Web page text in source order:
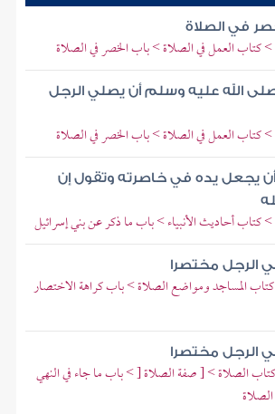
في الصلاة
العمل في الصلاة > باب الخصر في الصلاة
الله عليه وسلم أن يصلي الرجل
العمل في الصلاة > باب الخصر في الصلاة
يجعل يده في خاصرته وتقول إن
أحاديث الأنبياء > باب ما ذكر عن بني إسرائيل
الرجل مختصرا
المساجد ومواضع الصلاة > باب كراهة الاختصار
الرجل مختصرا
الصلاة > [ صفة الصلاة [ > باب ما جاء في النهي